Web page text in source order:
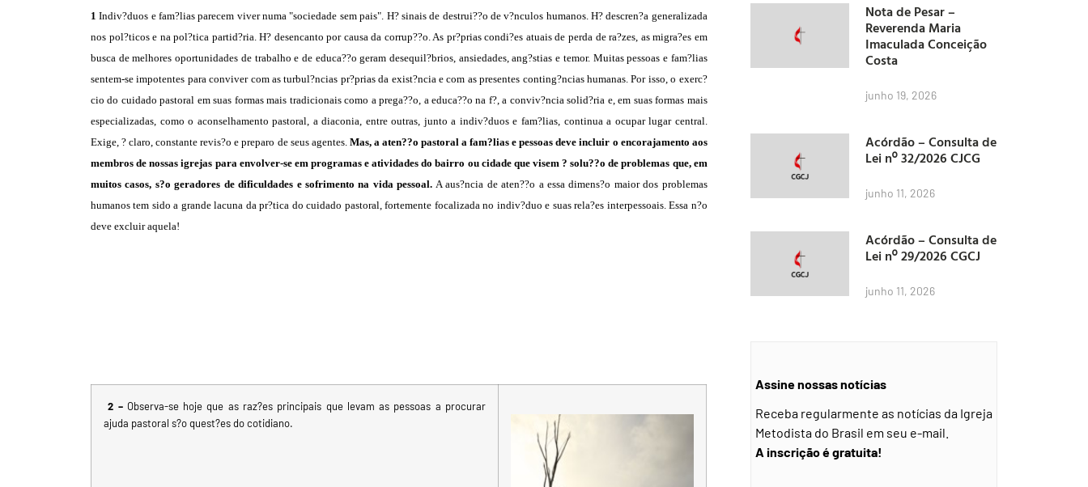
1Indiv?duos e fam?lias parecem viver numa "sociedade sem pais". H? sinais de destrui??o de v?nculos humanos. H? descren?a generalizada
nos pol?ticos e na pol?tica partid?ria. H? desencanto por causa da corrup??o. As pr?prias condi?es atuais de perda de ra?zes, as migra?es em
busca de melhores oportunidades de trabalho e de educa??o geram desequil?brios, ansiedades, ang?stias e temor. Muitas pessoas e fam?lias
sentem-se impotentes para conviver com as turbul?ncias pr?prias da exist?ncia e com as presentes conting?ncias humanas. Por isso, o exerc?
cio do cuidado pastoral em suas formas mais tradicionais como a prega??o, a educa??o na f?, a conviv?ncia solid?ria e, em suas formas mais
especializadas, como o aconselhamento pastoral, a diaconia, entre outras, junto a indiv?duos e fam?lias, continua a ocupar lugar central.
Exige, ? claro, constante revis?o e preparo de seus agentes. Mas, a aten??o pastoral a fam?lias e pessoas deve incluir o encorajamento aos
membros de nossas igrejas para envolver-se em programas e atividades do bairro ou cidade que visem ? solu??o de problemas que, em
muitos casos, s?o geradores de dificuldades e sofrimento na vida pessoal. A aus?ncia de aten??o a essa dimens?o maior dos problemas
humanos tem sido a grande lacuna da pr?tica do cuidado pastoral, fortemente focalizada no indiv?duo e suas rela?es interpessoais. Essa n?o
deve excluir aquela!
2 –Observa-se hoje que as raz?es principais que levam as pessoas a procurar
ajuda pastoral s?o quest?es do cotidiano.
Nota de Pesar –
Reverenda Maria
Imaculada Conceição
Costa
junho 19, 2026
Acórdão – Consulta de
Lei nº 32/2026 CJCG
junho 11, 2026
Acórdão – Consulta de
Lei nº 29/2026 CGCJ
junho 11, 2026
Assine nossas notícias
Receba regularmente as notícias da Igreja
Metodista do Brasil em seu e-mail.
A inscrição é gratuita!